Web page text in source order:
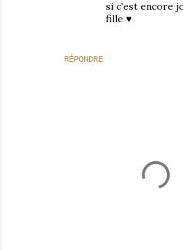
RÉPONDRE
si c'est encore
fille ♥